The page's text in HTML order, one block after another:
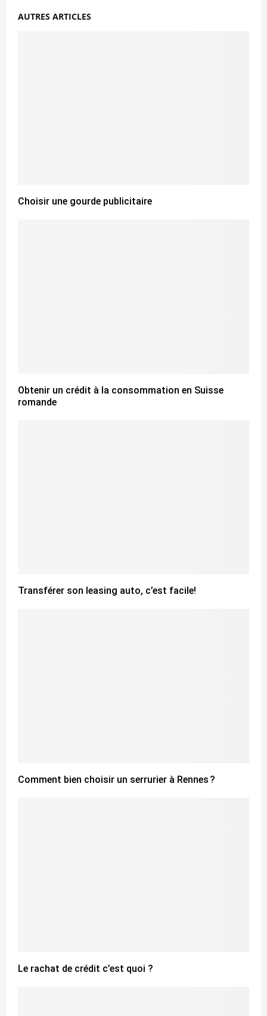
AUTRES ARTICLES
Choisir une gourde publicitaire
Obtenir un crédit à la consommation en Suisse
romande
Transférer son leasing auto, c’est facile!
Comment bien choisir un serrurier à Rennes ?
Le rachat de crédit c’est quoi ?